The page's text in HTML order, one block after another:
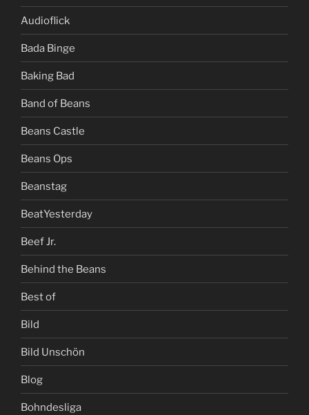
Audioflick
Bada Binge
Baking Bad
Band of Beans
Beans Castle
Beans Ops
Beanstag
BeatYesterday
Beef Jr.
Behind the Beans
Best of
Bild
Bild Unschön
Blog
Bohndesliga